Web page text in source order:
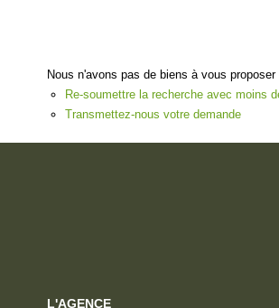
Nous n'avons pas de biens à vous
Re-soumettre la recherche avec moins
Transmettez-nous votre demande
L'AGENCE